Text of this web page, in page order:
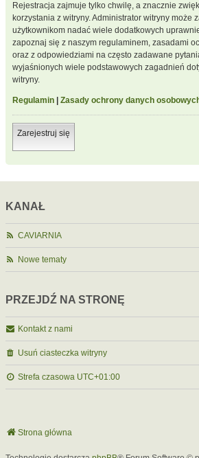
Rejestracja zajmuje tylko chwilę, a znacznie
korzystania z witryny. Administrator witryny może
użytkownikom nadać wiele dodatkowych
zapoznaj się z naszym regulaminem, zasadami
oraz z odpowiedziami na często zadawane
wyjaśnionych wiele podstawowych zagadnień
witryny.
Regulamin Zasady ochrony danych
Zarejestruj się
KANAŁ
CAVIARNIA
Nowe tematy
PRZEJDŹ NA STRONĘ
Kontakt z nami
Usuń ciasteczka witryny
Strefa czasowa UTC+01:00
Strona główna